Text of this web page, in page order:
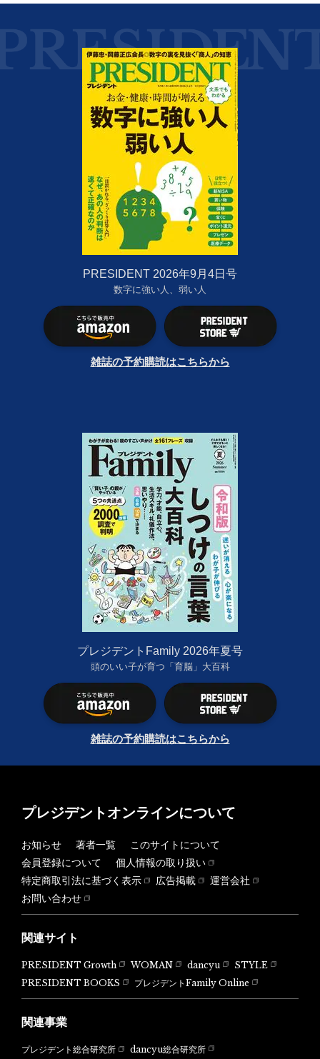
PRESIDENT 2026年9月4日号
数字に強い人、弱い人
雑誌の予約購読はこちらから
プレジデントFamily 2026年夏号
頭のいい子が育つ「育脳」大百科
雑誌の予約購読はこちらから
プレジデントオンラインについて
お知らせ 著者一覧
このサイトについて
会員登録について
個人情報の取り扱い
特定商取引法に基づく表示
広告掲載
運営会社
お問い合わせ
関連サイト
PRESIDENT Growth WOMAN dancyu
STYLE
PRESIDENT BOOKS
プレジデントFamily Online
関連事業
プレジデント総合研究所 dancyu総合研究所